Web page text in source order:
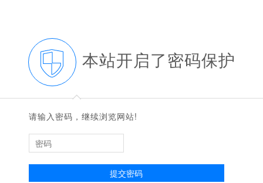
本站开启了密码保护
◆
◆
请输入密码，继续浏览网站!
提交密码